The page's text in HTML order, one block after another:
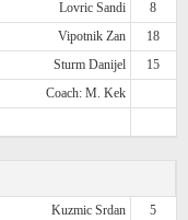
Lovric Sandi
8
Vipotnik Zan
18
Sturm Danijel
15
Coach: M. Kek
Kuzmic Srdan
5